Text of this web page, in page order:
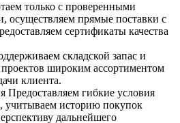
только с проверенными
осуществляем прямые поставки с
сертификаты качества
складской запас и
широким ассортиментом
клиента.
Предоставляем гибкие условия
историю покупок
дальнейшего